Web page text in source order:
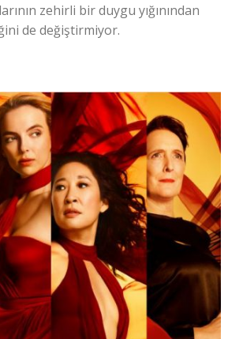
zehirli bir duygu yığınından
de değiştirmiyor.